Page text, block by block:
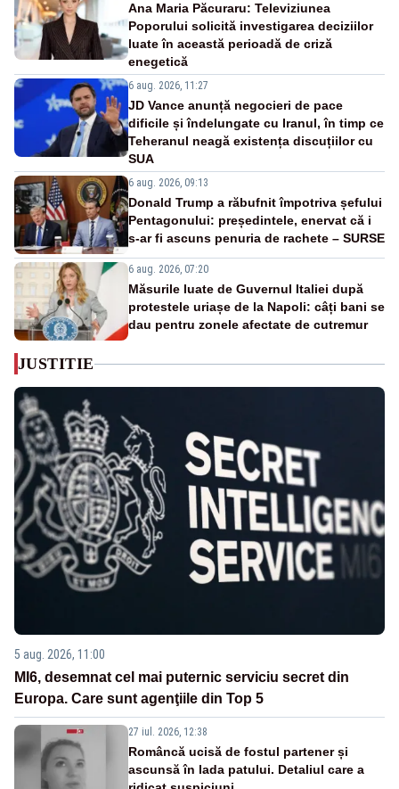
Ana Maria Păcuraru: Televiziunea
Poporului solicită investigarea deciziilor
luate în această perioadă de criză
enegetică
6 aug. 2026, 11:27
JD Vance anunță negocieri de pace
dificile și îndelungate cu Iranul, în timp ce
Teheranul neagă existența discuțiilor cu
SUA
6 aug. 2026, 09:13
Donald Trump a răbufnit împotriva șefului
Pentagonului: președintele, enervat că i
s-ar fi ascuns penuria de rachete – SURSE
6 aug. 2026, 07:20
Măsurile luate de Guvernul Italiei după
protestele uriașe de la Napoli: câți bani se
dau pentru zonele afectate de cutremur
JUSTITIE
5 aug. 2026, 11:00
MI6, desemnat cel mai puternic serviciu secret din
Europa. Care sunt agenţiile din Top 5
27 iul. 2026, 12:38
Româncă ucisă de fostul partener și
ascunsă în lada patului. Detaliul care a